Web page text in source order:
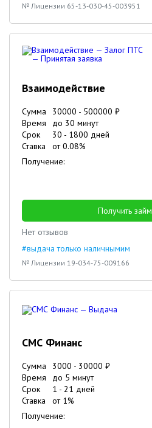
№ Лицензии 65-13-030-45-003951
Взаимодействие
Сумма 30000 - 500000 ₽
Время
до 30 минут
Срок
30 - 1800 дней
Ставка
от0.08%
Получение:
Получить займ
Нет отзывов
#выдача только наличнымим
№ Лицензии 19-034-75-009166
СМС Финанс
Сумма 3000 - 30000 ₽
Время
до 5 минут
Срок
1 - 21 дней
Ставка
от 1%
Получение: